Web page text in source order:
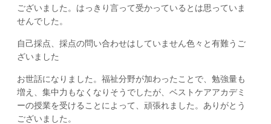
ございました。はっきり言って受かっているとは思っていま
せんでした。
自己採点、採点の問い合わせはしていません色々と有難うご
ざいました
お世話になりました。福祉分野が加わったことで、勉強量も
増え、集中力もなくなりそうでしたが、ベストケアアカデミ
ーの授業を受けることによって、頑張れました。ありがとう
ございました。